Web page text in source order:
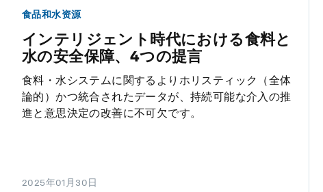
食品和水资源
インテリジェント時代における食料と
水の安全保障、4つの提言
食料・水システムに関するよりホリスティック（全体
論的）かつ統合されたデータが、持続可能な介入の推
進と意思決定の改善に不可欠です。
2025年01月30日